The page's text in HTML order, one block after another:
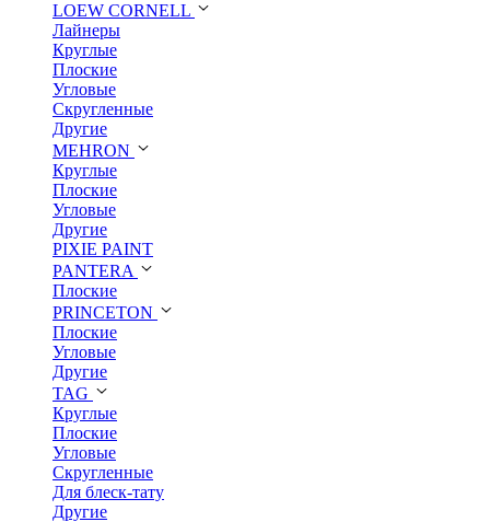
LOEW CORNELL
Лайнеры
Круглые
Плоские
Угловые
Скругленные
Другие
MEHRON
Круглые
Плоские
Угловые
Другие
PIXIE PAINT
PANTERA
Плоские
PRINCETON
Плоские
Угловые
Другие
TAG
Круглые
Плоские
Угловые
Скругленные
Для блеск-тату
Другие